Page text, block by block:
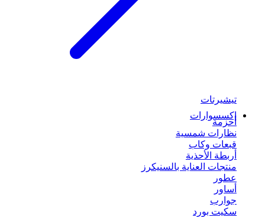
تيشيرتات
إكسسوارات
أحزمة
نظارات شمسية
قبعات وكاب
أربطة الأحذية
منتجات العناية بالسنيكرز
عطور
أساور
جوارب
سكيت بورد